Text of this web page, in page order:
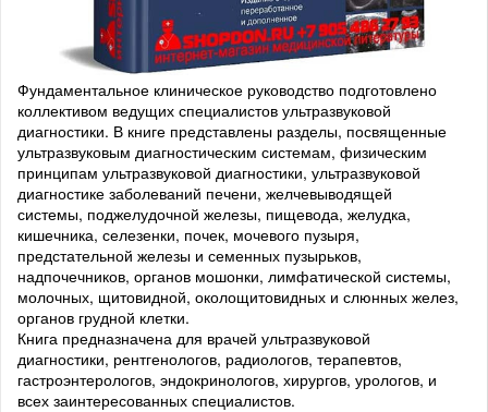
Фундаментальное клиническое руководство подготовлено
коллективом ведущих специалистов ультразвуковой
диагностики. В книге представлены разделы, посвященные
ультразвуковым диагностическим системам, физическим
принципам ультразвуковой диагностики, ультразвуковой
диагностике заболеваний печени, желчевыводящей
системы, поджелудочной железы, пищевода, желудка,
кишечника, селезенки, почек, мочевого пузыря,
предстательной железы и семенных пузырьков,
надпочечников, органов мошонки, лимфатической системы,
молочных, щитовидной, околощитовидных и слюнных желез,
органов грудной клетки.
Книга предназначена для врачей ультразвуковой
диагностики, рентгенологов, радиологов, терапевтов,
гастроэнтерологов, эндокринологов, хирургов, урологов, и
всех заинтересованных специалистов.